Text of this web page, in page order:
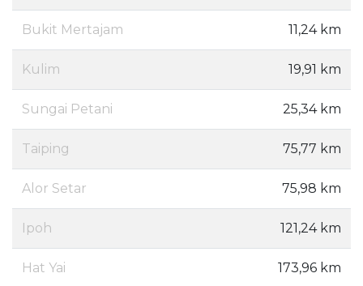
Bukit Mertajam 11,24 km
Kulim 19,91 km
Sungai Petani 25,34 km
Taiping 75,77 km
Alor Setar 75,98 km
Ipoh 121,24 km
Hat Yai 173,96 km